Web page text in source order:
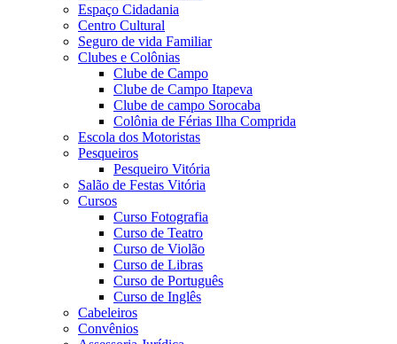
Espaço Cidadania
Centro Cultural
Seguro de vida Familiar
Clubes e Colônias
Clube de Campo
Clube de Campo Itapeva
Clube de campo Sorocaba
Colônia de Férias Ilha Comprida
Escola dos Motoristas
Pesqueiros
Pesqueiro Vitória
Salão de Festas Vitória
Cursos
Curso Fotografia
Curso de Teatro
Curso de Violão
Curso de Libras
Curso de Português
Curso de Inglês
Cabeleiros
Convênios